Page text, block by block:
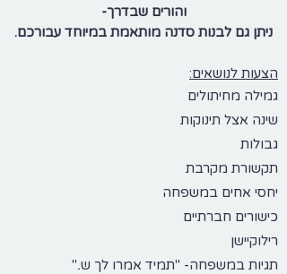
והורים שבדרך-
ניתן גם לבנות סדנה מותאמת במיוחד עבורכם.
הצעות לנושאים:
גמילה מחיתולים
שינה אצל תינוקות
גבולות
תקשורת מקרבת
יחסי אחים במשפחה
כישורים חברתיים
רילוקיישן
תגיות במשפחה- "תמיד אמרו לך ש.."